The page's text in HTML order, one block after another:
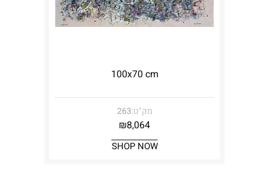
100x70 cm
מק"ט:263
₪8,064
SHOP NOW